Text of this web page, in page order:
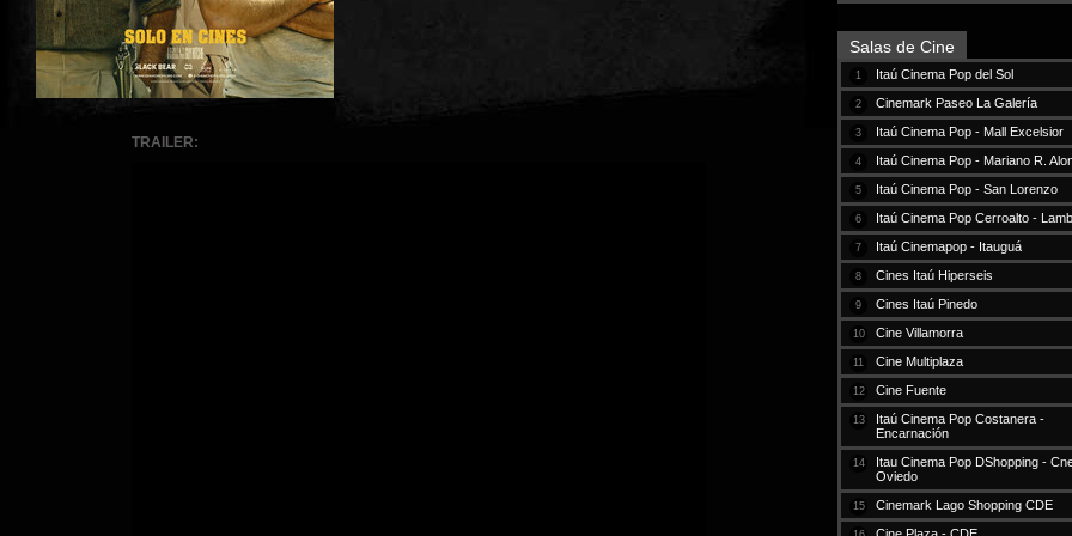
TRAILER:
Salas de Cine
1 Itaú Cinema Pop del Sol
2 Cinemark Paseo La Galería
3 Itaú Cinema Pop - Mall Excelsior
4 Itaú Cinema Pop - Mariano R.
5 Itaú Cinema Pop - San Lorenzo
6 Itaú Cinema Pop Cerroalto -
7 Itaú Cinemapop - Itauguá
8 Cines Itaú Hiperseis
9 Cines Itaú Pinedo
10 Cine Villamorra
11 Cine Multiplaza
12 Cine Fuente
13
Itaú Cinema Pop Costanera -
Encarnación
14
Itau Cinema Pop DShopping -
Oviedo
15 Cinemark Lago Shopping CDE